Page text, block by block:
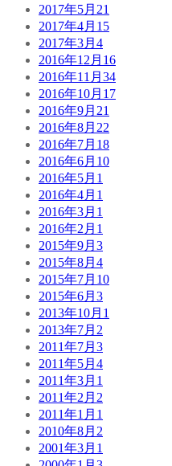
2017年5月 21
2017年4月 15
2017年3月 4
2016年12月 16
2016年11月 34
2016年10月 17
2016年9月 21
2016年8月 22
2016年7月 18
2016年6月 10
2016年5月 1
2016年4月 1
2016年3月 1
2016年2月 1
2015年9月 3
2015年8月 4
2015年7月 10
2015年6月 3
2013年10月 1
2013年7月 2
2011年7月 3
2011年5月 4
2011年3月 1
2011年2月 2
2011年1月 1
2010年8月 2
2001年3月 1